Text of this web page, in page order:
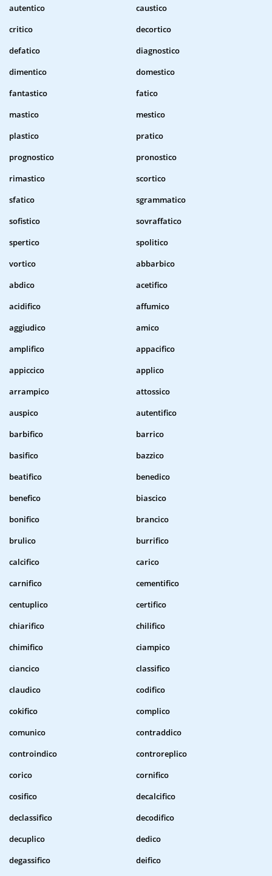
autentico
caustico
critico
decortico
defatico
diagnostico
dimentico
domestico
fantastico
fatico
mastico
mestico
plastico
pratico
prognostico
pronostico
rimastico
scortico
sfatico
sgrammatico
sofistico
sovraffatico
spertico
spolitico
vortico
abbarbico
abdico
acetifico
acidifico
affumico
aggiudico
amico
amplifico
appacifico
appiccico
applico
arrampico
attossico
auspico
autentifico
barbifico
barrico
basifico
bazzico
beatifico
benedico
benefico
biascico
bonifico
brancico
brulico
burrifico
calcifico
carico
carnifico
cementifico
centuplico
certifico
chiarifico
chilifico
chimifico
ciampico
ciancico
classifico
claudico
codifico
cokifico
complico
comunico
contraddico
controindico
controreplico
corico
cornifico
cosifico
decalcifico
declassifico
decodifico
decuplico
dedico
degassifico
deifico